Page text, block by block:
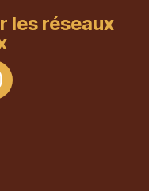
les réseaux